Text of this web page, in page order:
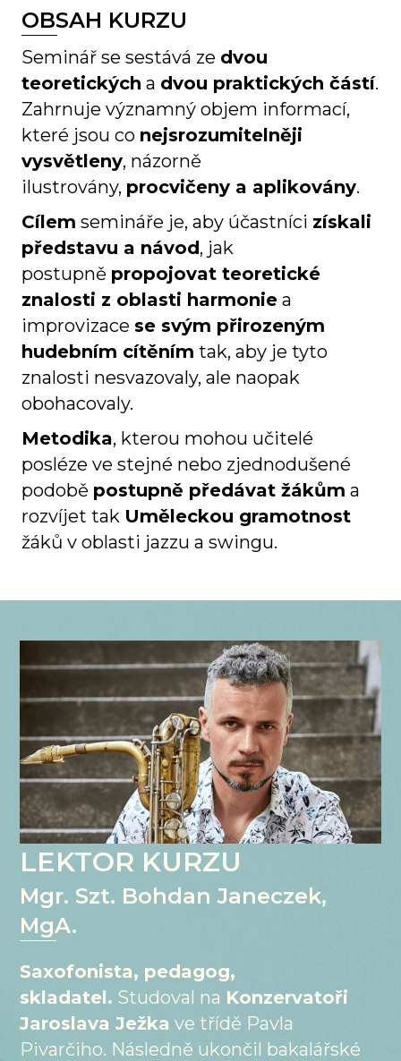
OBSAH KURZU
Seminář se sestává ze dvou
teoretických a dvou praktických částí.
Zahrnuje významný objem informací,
které jsou co nejsrozumitelněji
vysvětleny, názorně
ilustrovány, procvičeny a aplikovány.
Cílem semináře je, aby účastníci získali
představu a návod, jak
postupně propojovat teoretické
znalosti z oblasti harmonie a
improvizace se svým přirozeným
hudebním cítěním tak, aby je tyto
znalosti nesvazovaly, ale naopak
obohacovaly.
Metodika, kterou mohou učitelé
posléze ve stejné nebo zjednodušené
podobě postupně předávat žákům a
rozvíjet tak Uměleckou gramotnost
žáků v oblasti jazzu a swingu.
LEKTOR KURZU
Mgr. Szt. Bohdan Janeczek,
MgA.
Saxofonista, pedagog,
skladatel. Studoval na Konzervatoři
Jaroslava Ježka ve třídě Pavla
Pivarčiho. Následně ukončil bakalářské